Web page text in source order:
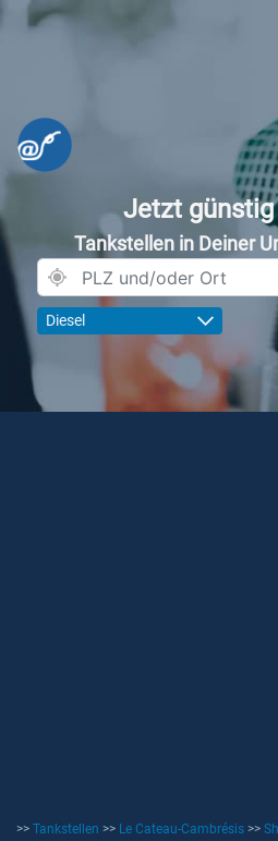
Jetzt
Tankstellen in Deiner
Diesel
>> Tankstellen >> Le Cateau-Cambrésis >>